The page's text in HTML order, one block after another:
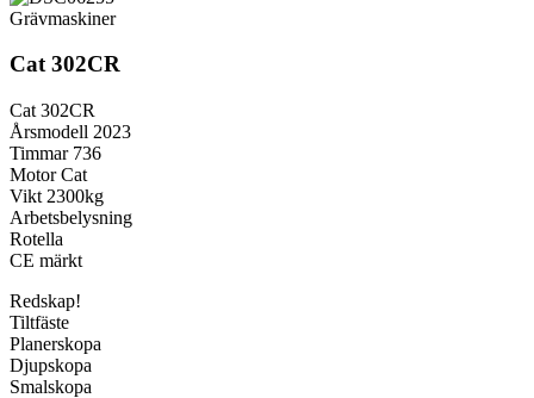
Grävmaskiner
Cat 302CR
Cat 302CR
Årsmodell 2023
Timmar 736
Motor Cat
Vikt 2300kg
Arbetsbelysning
Rotella
CE märkt
Redskap!
Tiltfäste
Planerskopa
Djupskopa
Smalskopa